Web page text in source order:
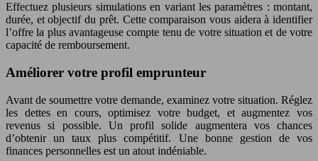
Effectuez plusieurs simulations en variant les paramètres : montant,
durée, et objectif du prêt. Cette comparaison vous aidera à identifier
l’offre la plus avantageuse compte tenu de votre situation et de votre
capacité de remboursement.
Améliorer votre profil emprunteur
Avant de soumettre votre demande, examinez votre situation. Réglez
les dettes en cours, optimisez votre budget, et augmentez vos
revenus si possible. Un profil solide augmentera vos chances
d’obtenir un taux plus compétitif. Une bonne gestion de vos
finances personnelles est un atout indéniable.